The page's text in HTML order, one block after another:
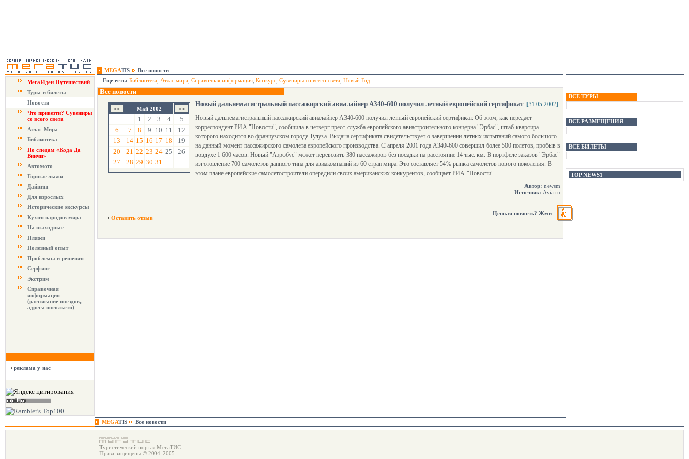
MEGATIS
Все новости
МегаИдеи Путешествий
Туры и билеты
Новости
Что привезти? Сувениры
со всего света
Атлас Мира
Библиотека
По следам «Кода Да
Винчи»
Автомото
Горные лыжи
Дайвинг
Для взрослых
Исторические экскурсы
Кухня народов мира
На выходные
Пляжи
Полезный опыт
Проблемы и решения
Серфинг
Экстрим
Справочная
информация
(расписание поездов,
адреса посольств)
реклама у нас
Еще есть: Библиотека Атлас мира Справочная информация Конкурс Сувениры со всего света Новый Год
Все новости
Май 2002
1 2 3 4
5
6
7 8 9 10 11
12
13
14 15 16 17 18
19
20
21 22 23 24 25
26
27
28 29 30 31
Новый дальнемагистральный пассажирский авиалайнер А340-600 получил летный европейский сертификат [31.05.2002]
Новый дальнемагистральный пассажирский авиалайнер А340-600 получил летный европейский сертификат. Об этом, как передает
корреспондент РИА "Новости", сообщила в четверг пресс-служба европейского авиастроительного концерна "Эрбас", штаб-квартира
которого находится во французском городе Тулуза. Выдача сертификата свидетельствует о завершении летных испытаний самого большого
на данный момент пассажирского самолета европейского производства. С апреля 2001 года А340-600 совершил более 500 полетов, пробыв в
воздухе 1 600 часов. Новый "Аэробус" может перевозить 380 пассажиров без посадки на расстояние 14 тыс. км. В портфеле заказов "Эрбас"
изготовление 700 самолетов данного типа для авиакомпаний из 60 стран мира. Это составляет 54% рынка самолетов нового поколения. В
этом плане европейские самолетостроители опередили своих американских конкурентов, сообщает РИА "Новости".
Автор: newsm
Источник: Avia.ru
Оставить отзыв
Ценная новость? Жми -
ВСЕ ТУРЫ
ВСЕ РАЗМЕЩЕНИЯ
ВСЕ БИЛЕТЫ
TOP NEWS1
MEGATIS Все новости
Туристический портал МегаТИС
Права защищены © 2004-2005